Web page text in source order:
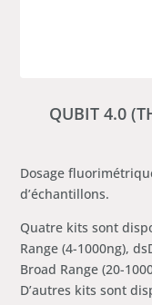
QUBIT 4.0
Dosage
d’échantillons.
Quatre kits sont
Range (4-1000ng),
Broad Range (20-
D’autres kits sont